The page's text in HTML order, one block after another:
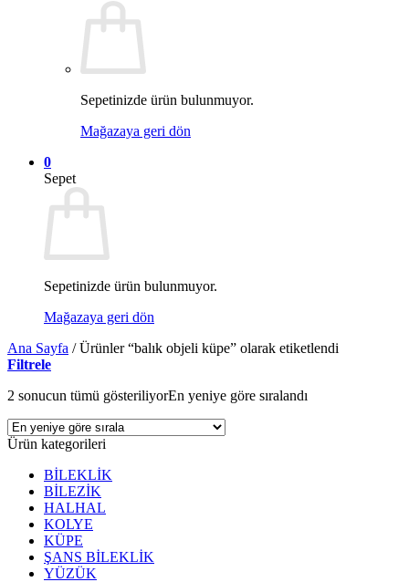
Sepetinizde ürün bulunmuyor.
Mağazaya geri dön
0
Sepet
Sepetinizde ürün bulunmuyor.
Mağazaya geri dön
Ana Sayfa /Ürünler “balık objeli küpe” olarak etiketlendi
Filtrele
2 sonucun tümü gösteriliyorEn yeniye göre sıralandı
Ürün kategorileri
BİLEKLİK
BİLEZİK
HALHAL
KOLYE
KÜPE
ŞANS BİLEKLİK
YÜZÜK